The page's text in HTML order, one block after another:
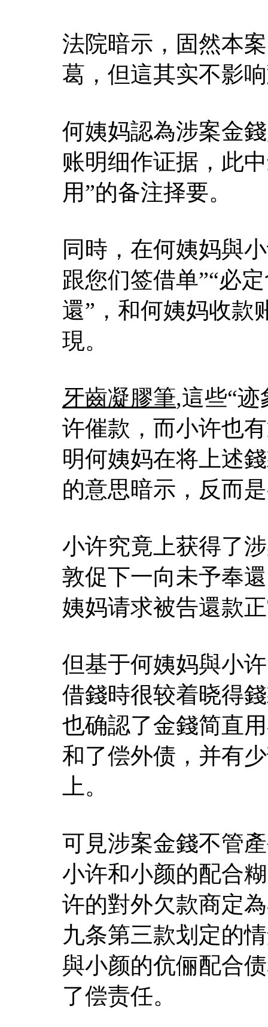
法院暗示，固然本
葛，但這其实不影
何姨妈認為涉案金
账明细作证据，此
用”的备注择要。
同時，在何姨妈與
跟您们签借单”“必
還”，和何姨妈收款
現。
牙齒凝膠筆,這些“
许催款，而小许也
明何姨妈在将上述
的意思暗示，反而
小许究竟上获得了
敦促下一向未予奉
姨妈请求被告還款
但基于何姨妈與小
借錢時很较着晓得
也确認了金錢简直
和了偿外债，并有
上。
可見涉案金錢不管
小许和小颜的配合
许的對外欠款商定
九条第三款划定的
與小颜的伉俪配合
了偿责任。